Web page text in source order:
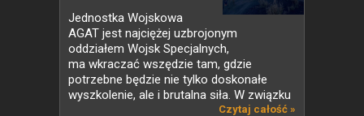
Jednostka Wojskowa
AGAT jest najciężej uzbrojonym
oddziałem Wojsk Specjalnych,
ma wkraczać wszędzie tam, gdzie
potrzebne będzie nie tylko doskonałe
wyszkolenie, ale i brutalna siła. W związku
Czytaj całość »